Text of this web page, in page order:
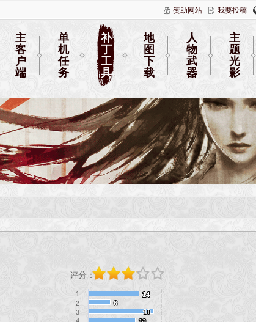
赞助网站 我要投稿
主
客
户
端
单
机
任
务
补
丁
工
具
地
图
下
载
人
物
武
器
主
题
光
影
评分：
14
14
6
6
18
18
1
2
3